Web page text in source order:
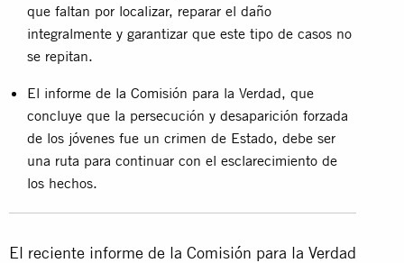
que faltan por localizar, reparar el daño
integralmente y garantizar que este tipo de casos no
se repitan.
El informe de la Comisión para la Verdad, que
concluye que la persecución y desaparición forzada
de los jóvenes fue un crimen de Estado, debe ser
una ruta para continuar con el esclarecimiento de
los hechos.
El reciente informe de la Comisión para la Verdad